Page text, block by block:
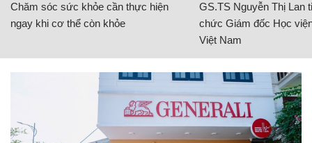
Chăm sóc sức khỏe cần thực hiện
ngay khi cơ thể còn khỏe
GS.TS Nguyễn Thị Lan
chức Giám đốc Học
Việt Nam